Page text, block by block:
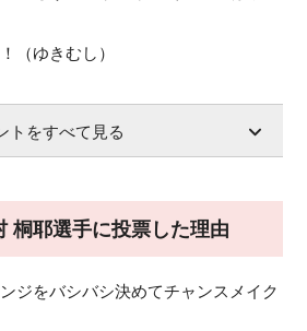
（ゆきむし）
トをすべて見る
桐耶選手に投票した理由
ジをバシバシ決めてチャンスメイク